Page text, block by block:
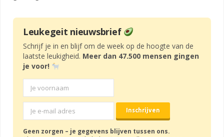
Leukegeit nieuwsbrief
Schrijf je in en blijf om de week op de hoogte van de
laatste leukigheid. Meer dan 47.500 mensen gingen
je voor!
Geen zorgen – je gegevens blijven tussen ons.